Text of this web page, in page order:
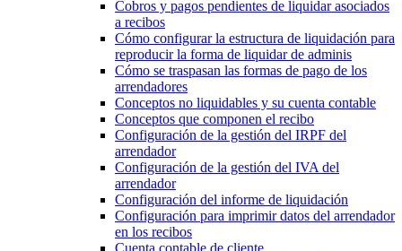
Cobros y pagos pendientes de liquidar asociados
a recibos
Cómo configurar la estructura de liquidación para
reproducir la forma de liquidar de adminis
Cómo se traspasan las formas de pago de los
arrendadores
Conceptos no liquidables y su cuenta contable
Conceptos que componen el recibo
Configuración de la gestión del IRPF del
arrendador
Configuración de la gestión del IVA del
arrendador
Configuración del informe de liquidación
Configuración para imprimir datos del arrendador
en los recibos
Cuenta contable de cliente